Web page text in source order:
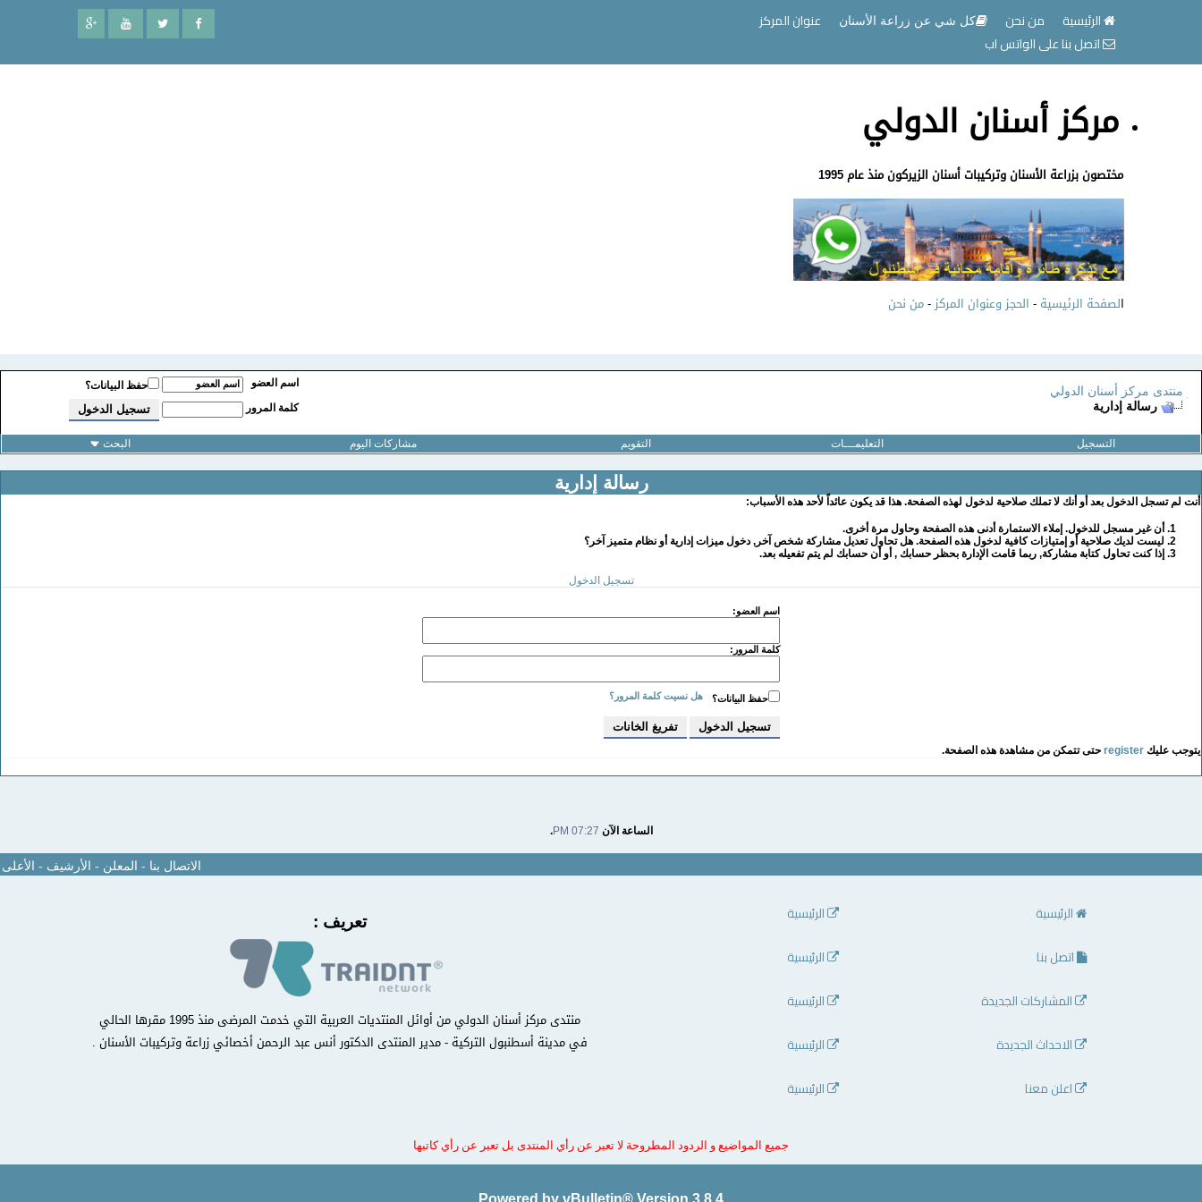
الرئيسية من نحن كل شي عن زراعة الأسنان
عنوان المركز
اتصل بنا على الواتس اب
مركز أسنان الدولي
مختصون بزراعة الأسنان وتركيبات أسنان الزيركون منذ عام 1995
الصفحة الرئيسية - الحجز وعنوان المركز-من نحن
منتدى مركز أسنان الدولي
رسالة إدارية
اسم العضو
حفظ البيانات؟
كلمة المرور
التسجيل التعليمـــات التقويم مشاركات اليوم البحث
رسالة إدارية
أنت لم تسجل الدخول بعد أو أنك لا تملك صلاحية لدخول لهذه الصفحة. هذا قد يكون عائداً لأحد هذه الأسباب:
أن غير مسجل للدخول. إملاء الاستمارة أدنى هذه الصفحة وحاول مرة أخرى.
ليست لديك صلاحية أو إمتيازات كافية لدخول هذه الصفحة. هل تحاول تعديل مشاركة شخص آخر, دخول ميزات إدارية أو نظام متميز آخر؟
إذا كنت تحاول كتابة مشاركة, ربما قامت الإدارة بحظر حسابك , أو أن حسابك لم يتم تفعيله بعد.
تسجيل الدخول
اسم العضو:
كلمة المرور:
هل نسيت كلمة المرور؟ حفظ البيانات؟
يتوجب عليك register حتى تتمكن من مشاهدة هذه الصفحة.
الساعة الآن 07:27 PM
.
الاتصال بنا - المعلن - الأرشيف - الأعلى
الرئيسية
اتصل بنا
المشاركات الجديدة
الاحداث الجديدة
اعلن معنا
الرئيسية
الرئيسية
الرئيسية
الرئيسية
الرئيسية
تعريف :
منتدى مركز أسنان الدولي من أوائل المنتديات العربية التي خدمت المرضى منذ 1995 مقرها الحالي
في مدينة أسطنبول التركية - مدير المنتدى الدكتور أنس عبد الرحمن أخصائي زراعة وتركيبات الأسنان .
جميع المواضيع و الردود المطروحة لا تعبر عن رأي المنتدى بل تعبر عن رأي كاتبها